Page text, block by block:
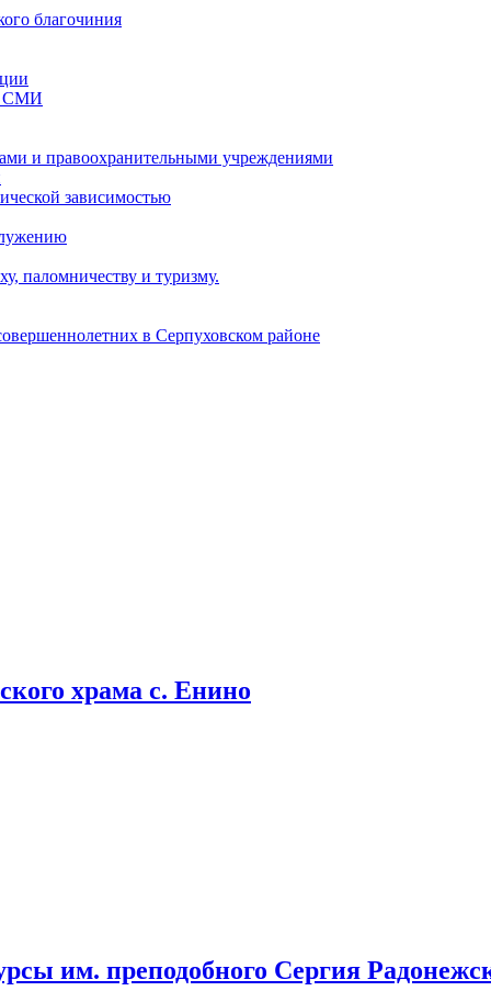
благочиния
СМИ
и правоохранительными учреждениями
зависимостью
паломничеству и туризму.
в Серпуховском районе
храма с. Енино
им. преподобного Сергия